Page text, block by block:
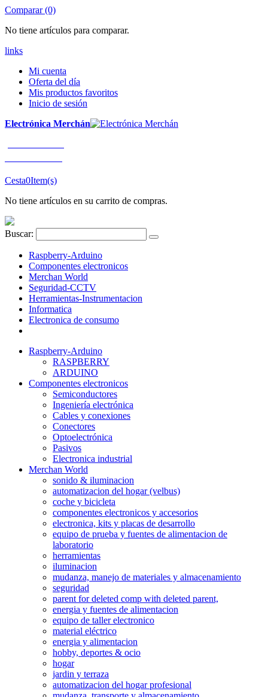
Comparar (0)
No tiene artículos para comparar.
links
Mi cuenta
Oferta del día
Mis productos favoritos
Inicio de sesión
Electrónica Merchán
Cesta0Item(s)
No tiene artículos en su carrito de compras.
Buscar:
Raspberry-Arduino
Componentes electronicos
Merchan World
Seguridad-CCTV
Herramientas-Instrumentacion
Informatica
Electronica de consumo
Raspberry-Arduino
RASPBERRY
ARDUINO
Componentes electronicos
Semiconductores
Ingeniería electrónica
Cables y conexiones
Conectores
Optoelectrónica
Pasivos
Electronica industrial
Merchan World
sonido & iluminacion
automatizacion del hogar (velbus)
coche y bicicleta
componentes electronicos y accesorios
electronica, kits y placas de desarrollo
equipo de prueba y fuentes de alimentacion de
laboratorio
herramientas
iluminacion
mudanza, manejo de materiales y almacenamiento
seguridad
parent for deleted comp with deleted parent,
energia y fuentes de alimentacion
equipo de taller electronico
material eléctrico
energia y alimentacion
hobby, deportes & ocio
hogar
jardin y terraza
automatizacion del hogar profesional